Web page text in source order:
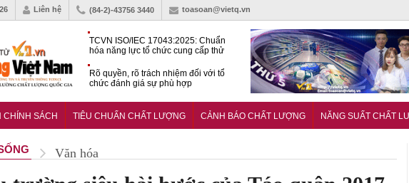
Liên hệ (84-2)-43756 3440 toasoan@vietq.vn
TCVN ISO/IEC 17043:2025: Chuẩn
hóa năng lực tổ chức cung cấp thử
Rõ quyền, rõ trách nhiệm đối với tổ
chức đánh giá sự phù hợp
Công cụ định hướng tổng thể, dài
CHÍNH SÁCH TIÊU CHUẨN CHẤT LƯỢNG CẢNH BÁO CHẤT LƯỢNG NĂNG SUẤT CHẤT
Văn hóa